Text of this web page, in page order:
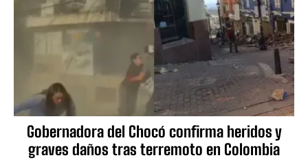
Gobernadora del Chocó confirma heridos y
graves daños tras terremoto en Colombia